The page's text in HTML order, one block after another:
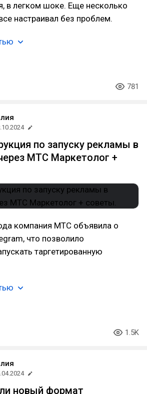
в легком шоке. Еще несколько
настраивал без проблем.
781
по запуску рекламы в
МТС Маркетолог +
компания МТС объявила о
что позволило
таргетированную
1.5K
новый формат